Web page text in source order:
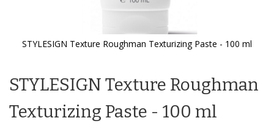
STYLESIGN Texture Roughman Texturizing Paste - 100 ml
der
Bildgalerie
STYLESIGN Texture Roughman
Texturizing Paste - 100 ml